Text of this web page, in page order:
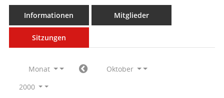
Informationen Mitglieder
Sitzungen
Monat
Oktober
2000